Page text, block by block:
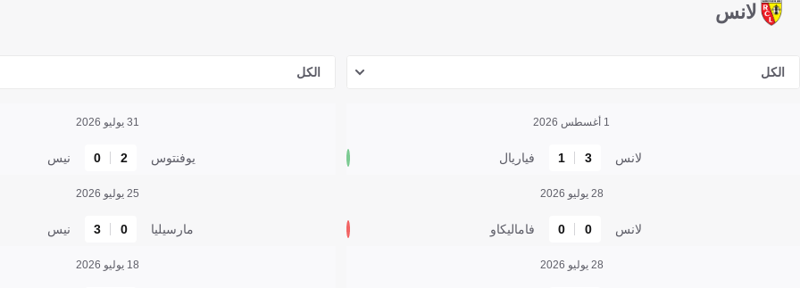
لانس
الكل
1 أغسطس 2026
لانس 3
1 فياريال
28 يوليو 2026
لانس 0
0 فاماليكاو
28 يوليو 2026
الكل
31 يوليو 2026
يوفنتوس 2
0 نيس
25 يوليو 2026
مارسيليا 0
3 نيس
18 يوليو 2026